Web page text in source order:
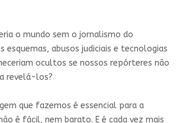
o mundo sem o jornalismo do
esquemas, abusos judiciais e tecnologias
ocultos se nossos repórteres não
revelá-los?
que fazemos é essencial para a
é fácil, nem barato. E é cada vez mais